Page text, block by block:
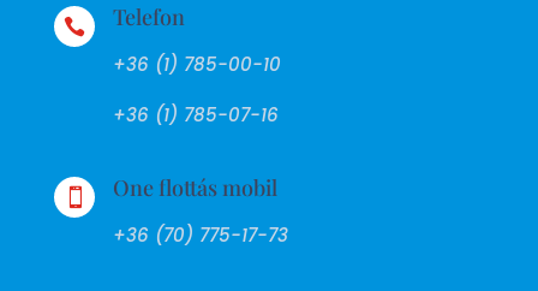
 Telefon
+36 (1) 785-00-10
+36 (1) 785-07-16
 One flottás mobil
+36 (70) 775-17-73